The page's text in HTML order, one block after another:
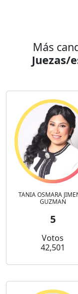
Más
Juezas/
TANIA OSMARA
GUZMAN
5
Votos
42,501